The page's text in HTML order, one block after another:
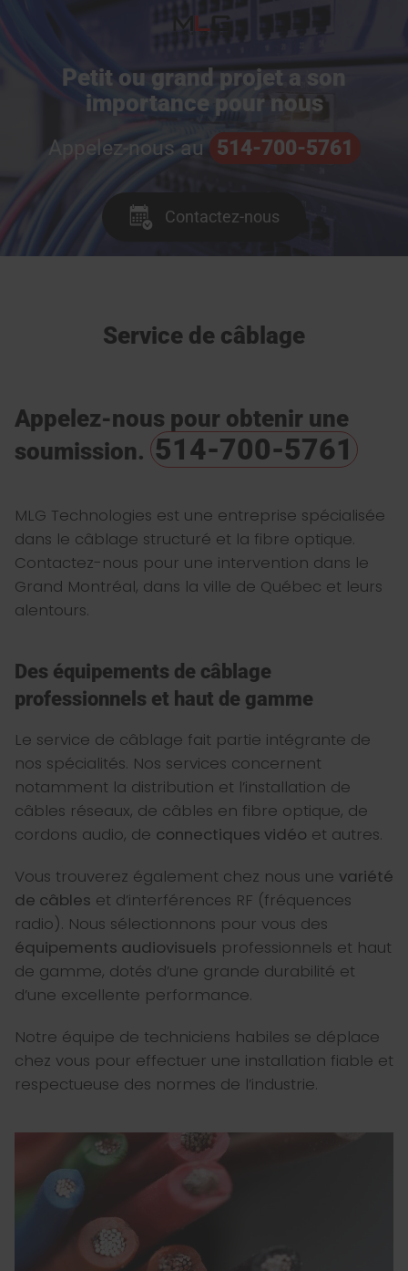
Petit ou grand projet a son
importance pour nous
Appelez-nous au 514-700-5761
Contactez-nous
Service de câblage
Appelez-nous pour obtenir une
soumission. 514-700-5761
MLG Technologies est une entreprise spécialisée
dans le câblage structuré et la fibre optique.
Contactez-nous pour une intervention dans le
Grand Montréal, dans la ville de Québec et leurs
alentours.
Des équipements de câblage
professionnels et haut de gamme
Le service de câblage fait partie intégrante de
nos spécialités. Nos services concernent
notamment la distribution et l’installation de
câbles réseaux, de câbles en fibre optique, de
cordons audio, de connectiques vidéo et autres.
Vous trouverez également chez nous une variété
de câbles et d’interférences RF (fréquences
radio). Nous sélectionnons pour vous des
équipements audiovisuels professionnels et haut
de gamme, dotés d’une grande durabilité et
d’une excellente performance.
Notre équipe de techniciens habiles se déplace
chez vous pour effectuer une installation fiable et
respectueuse des normes de l’industrie.